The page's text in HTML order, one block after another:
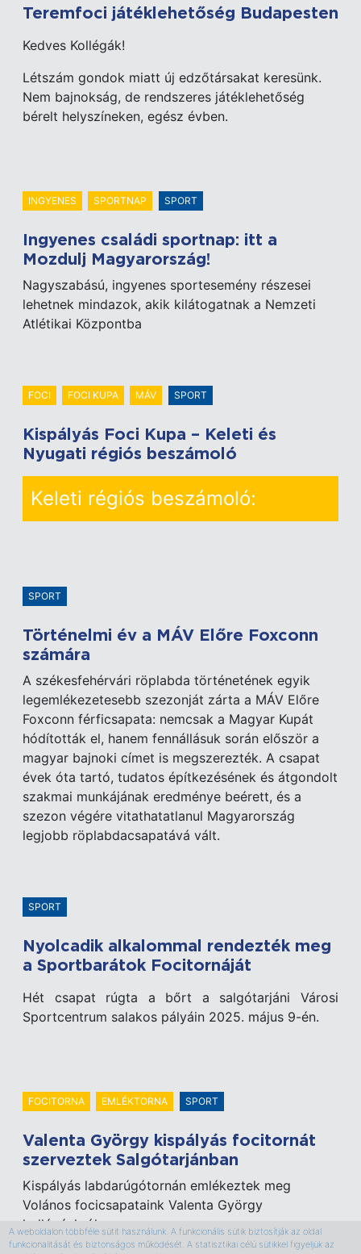
Teremfoci játéklehetőség Budapesten
Kedves Kollégák!
Létszám gondok miatt új edzőtársakat keresünk.
Nem bajnokság, de rendszeres játéklehetőség
bérelt helyszíneken, egész évben.
INGYENES SPORTNAP SPORT
Ingyenes családi sportnap: itt a
Mozdulj Magyarország!
Nagyszabású, ingyenes sportesemény részesei
lehetnek mindazok, akik kilátogatnak a Nemzeti
Atlétikai Központba
FOCI FOCI KUPA MÁV SPORT
Kispályás Foci Kupa – Keleti és
Nyugati régiós beszámoló
Keleti régiós beszámoló:
SPORT
Történelmi év a MÁV Előre Foxconn
számára
A székesfehérvári röplabda történetének egyik
legemlékezetesebb szezonját zárta a MÁV Előre
Foxconn férficsapata: nemcsak a Magyar Kupát
hódították el, hanem fennállásuk során először a
magyar bajnoki címet is megszerezték. A csapat
évek óta tartó, tudatos építkezésének és átgondolt
szakmai munkájának eredménye beérett, és a
szezon végére vitathatatlanul Magyarország
legjobb röplabdacsapatává vált.
SPORT
Nyolcadik alkalommal rendezték meg
a Sportbarátok Focitornáját
Hét csapat rúgta a bőrt a salgótarjáni Városi
Sportcentrum salakos pályáin 2025. május 9-én.
FOCITORNA EMLÉKTORNA SPORT
Valenta György kispályás focitornát
szerveztek Salgótarjánban
Kispályás labdarúgótornán emlékeztek meg
Volános focicsapataink Valenta György
kollégánkról
A weboldalon többféle sütit használunk. A funkcionális sütik biztosítják az oldal
funkcionalitását és biztonságos működését. A statisztikai célú sütikkel figyeljük az